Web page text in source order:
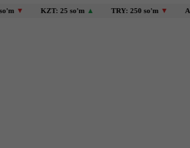
KZT: 25 so'm▲ TRY: 250 so'm▼ AED: